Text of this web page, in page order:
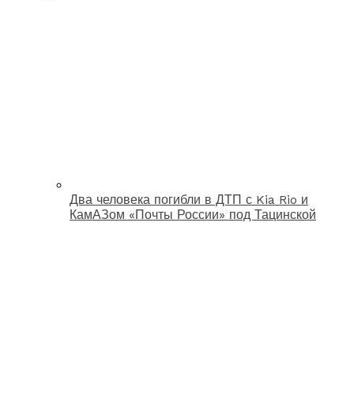
Два человека погибли в ДТП с Kia Rio и
КамАЗом «Почты России» под Тацинской